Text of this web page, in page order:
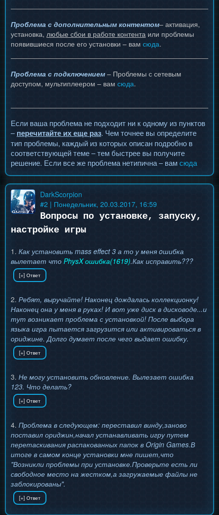
Проблема с дополнительным контентом– активация,
установка, любые сбои в работе контента или проблемы
появившиеся после его установки – вам сюда.
Проблема с подключением – Проблемы с сетевым
доступом, мультиплеером – вам сюда.
Если ваша проблема не подходит ни к одному из пунктов
–перечитайте их еще раз. Чем точнее вы определите
тип проблемы, каждый из которых описан подробно в
соответствующей теме – тем быстрее вы получите
решение. Если все же проблема нетипична – вамсюда
DarkScorpion
#2 | Понедельник, 20.03.2017, 16:59
Вопросы по установке, запуску,
настройке игры
1. Как установить mass effect 3 а то у меня oшибка
вылетает что PhysX ошибка(1619).Как исправить???
2. Ребят, выручайте! Наконец дождалась коллекционку!
Наконец она у меня в руках! И вот уже диск в дисководе...и
тут возникает проблема с установкой! После выбора
языка игра пытается загрузится или активироваться в
ориджине. Долго думает после чего выдает ошибку.
3. Не могу установить обновление. Вылезает ошибка
123. Что делать?
4. Проблема в следующем: переставил винду,заново
поставил ориджин,начал устанавливать игру путем
перетаскивания распакованных папок в Origin Games.В
итоге в самом конце установки мне пишет,что
"Возникли проблемы при установке.Проверьте есть ли
свободное место на жестком,а загружаемые файлы не
заблокированы".